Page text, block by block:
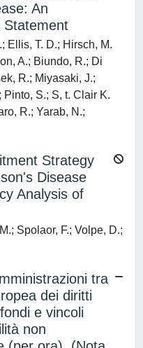
An
Statement
Ellis, T. D.; Hirsch, M.
A.; Biundo, R.; Di
R.; Miyasaki, J.;
Pinto, S.; S, t. Clair K.
R.; Yarab, N.;
Strategy
Disease
Analysis of
Spolaor, F.; Volpe, D.;
tra
dei diritti
e vincoli
non